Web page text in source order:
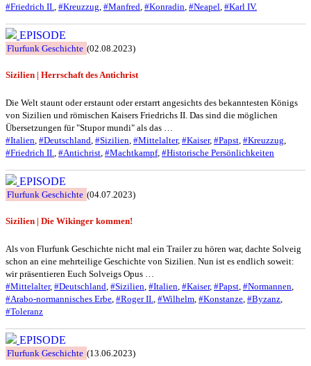
#Friedrich II. #Kreuzzug #Manfred #Konradin #Neapel #Karl IV.
EPISODE
Flurfunk Geschichte (02.08.2023)
Sizilien | Herrschaft des Antichrist
Die Welt staunt oder erstaunt oder erstarrt angesichts des bekanntesten Königs
von Sizilien und römischen Kaisers Friedrichs II. Das sind die möglichen
Übersetzungen für "Stupor mundi" als das …
#Italien #Deutschland #Sizilien #Mittelalter, #Kaiser, #Papst #Kreuzzug
#Friedrich II. #Antichrist #Machtkampf, #Historische Persönlichkeiten
EPISODE
Flurfunk Geschichte (04.07.2023)
Sizilien | Die Wikinger kommen!
Als von Flurfunk Geschichte nicht mal ein Trailer zu hören war, dachte Solveig
schon an eine mehrteilige Geschichte von Sizilien. Nun ist es endlich soweit:
wir präsentieren Euch Solveigs Opus …
#Mittelalter, #Deutschland, #Sizilien, #Italien, #Kaiser, #Papst, #Normannen,
#Arabo-normannisches Erbe, #Roger II., #Wilhelm, #Konstanze, #Byzanz,
#Toleranz
EPISODE
Flurfunk Geschichte (13.06.2023)